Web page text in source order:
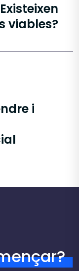
viables?
i